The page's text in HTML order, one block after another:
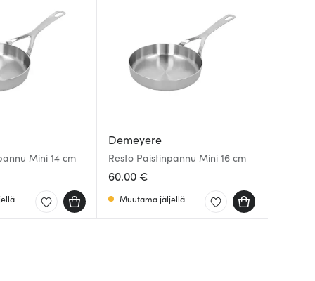
Mini 14 cm
Demeyere
Resto Paistinpannu Mini 16 cm
60.00 €
Muutama jäljellä